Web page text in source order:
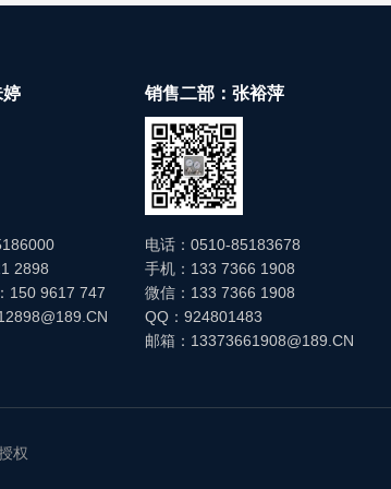
婷
2898
150 9617 747
销售二部：张裕萍
电话：0510-85183678
手机：133 7366 1908
微信：133 7366 1908
QQ：924801483
邮箱：13373661908@189.CN
权